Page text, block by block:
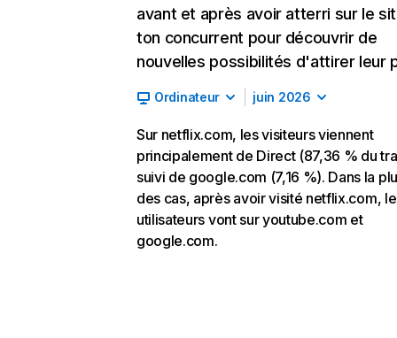
avant et après avoir atterri sur le
ton concurrent pour découvrir de
nouvelles possibilités d'attirer leur
Ordinateur juin 2026
Sur netflix.com, les visiteurs viennent
principalement de Direct (87,36 % du
suivi de google.com (7,16 %). Dans la
des cas, après avoir visité netflix.com,
utilisateurs vont sur youtube.com et
google.com.